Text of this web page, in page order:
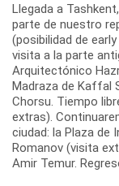
Llegada a
parte de nuestro
(posibilidad de
visita a la parte
Arquitectónico
Madraza de Kaffal
Chorsu. Tiempo
extras).
ciudad: la Plaza de
Romanov (visita
Amir Temur.